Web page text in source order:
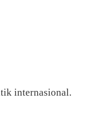
internasional.